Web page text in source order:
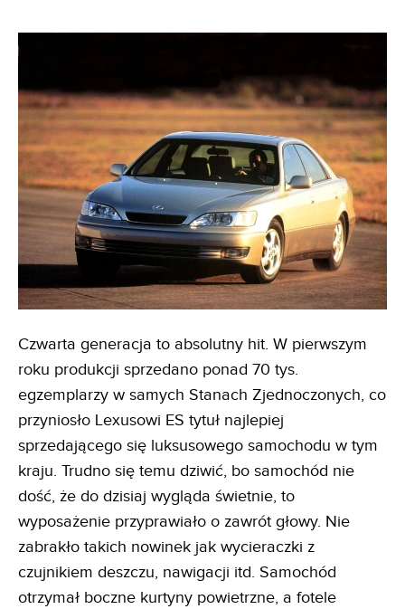
Czwarta generacja to absolutny hit. W pierwszym
roku produkcji sprzedano ponad 70 tys.
egzemplarzy w samych Stanach Zjednoczonych, co
przyniosło Lexusowi ES tytuł najlepiej
sprzedającego się luksusowego samochodu w tym
kraju. Trudno się temu dziwić, bo samochód nie
dość, że do dzisiaj wygląda świetnie, to
wyposażenie przyprawiało o zawrót głowy. Nie
zabrakło takich nowinek jak wycieraczki z
czujnikiem deszczu, nawigacji itd. Samochód
otrzymał boczne kurtyny powietrzne, a fotele